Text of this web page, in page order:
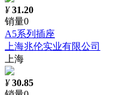
¥ 31.20
销量0
A5系列插座
上海兆伦实业有限公司
上海
¥ 30.85